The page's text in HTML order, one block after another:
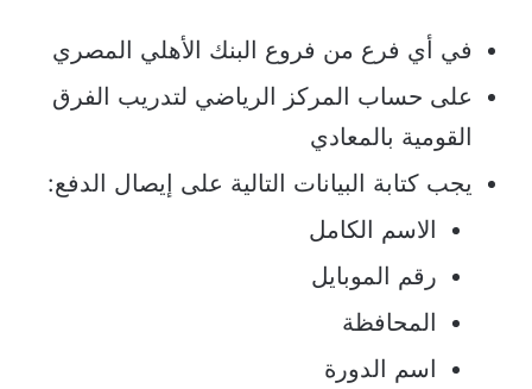
في أي فرع من فروع البنك الأهلي المصري
على حساب المركز الرياضي لتدريب الفرق
القومية بالمعادي
يجب كتابة البيانات التالية على إيصال الدفع:
الاسم الكامل
رقم الموبايل
المحافظة
اسم الدورة